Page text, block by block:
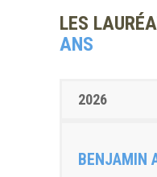
LES
ANS
2026
BENJAMIN